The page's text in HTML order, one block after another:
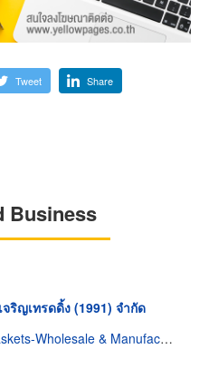
Tweet Share
Business
ริญเทรดดิ้ง (1991) จำกัด
Wholesale & Manufacturers